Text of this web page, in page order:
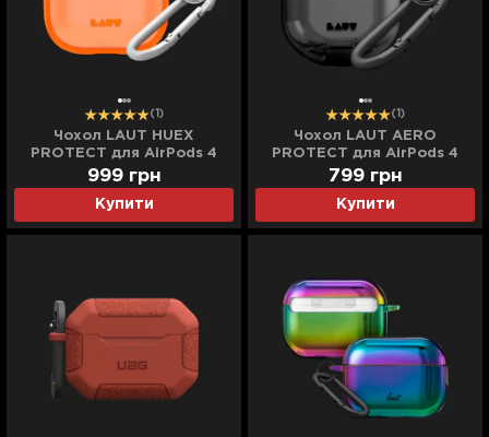
(1)
Чохол LAUT HUEX
PROTECT для AirPods 4
(Orange)
Купити
999 грн
(1)
Чохол LAUT AERO
PROTECT для AirPods 4
(Black)
Купити
799 грн